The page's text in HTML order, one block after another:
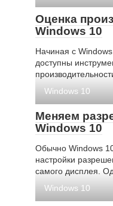
Оценка
Windows 10
Начиная с
доступны
Windows 10
Меняем
Windows 10
Обычно Windows
настройки
самого дисплея.
Windows 10